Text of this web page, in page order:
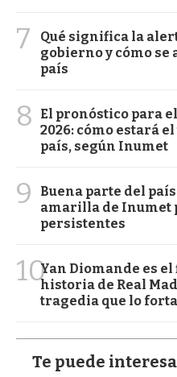
7
Qué significa la
gobierno y cómo se
país
8
El pronóstico para
2026: cómo estará
país, según Inumet
9
Buena parte del
amarilla de Inumet
persistentes
10Yan Diomande es
historia de Real
tragedia que lo
Te puede